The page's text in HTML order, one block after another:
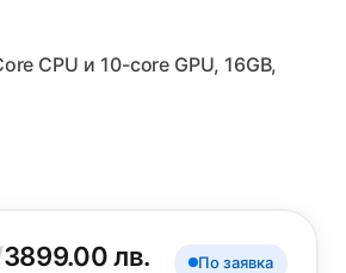
CPU и 10-core GPU, 16GB,
3899.00 лв.
По заявка